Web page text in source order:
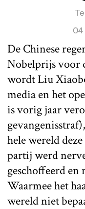
04
De Chinese
Nobelprijs voor
wordt Liu
media en het
is vorig jaar
hele wereld
partij werd
geschoffeerd en
Waarmee het
wereld niet